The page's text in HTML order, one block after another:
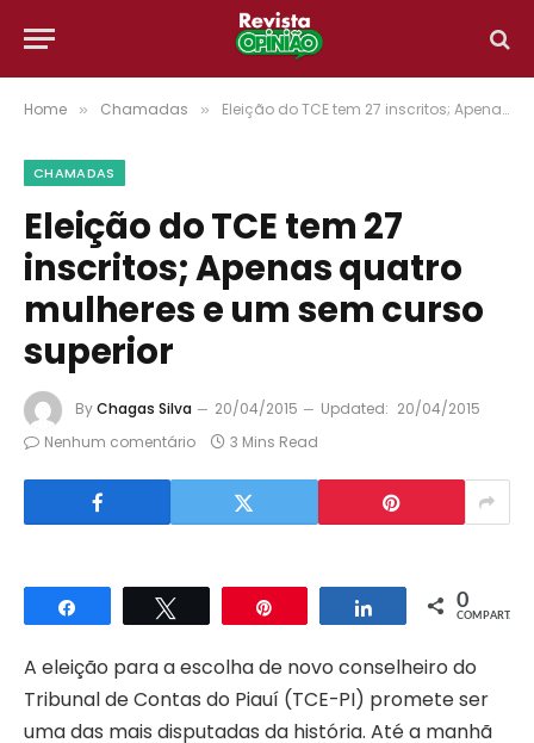
Home » Chamadas » Eleição do TCE tem 27 inscritos; Apenas quatro mulheres e um sem curso superior
CHAMADAS
Eleição do TCE tem 27
inscritos; Apenas quatro
mulheres e um sem curso
superior
ByChagas Silva 20/04/2015 Updated: 20/04/2015
Nenhum comentário
3 Mins Read
Compartilhar Compartilhar
0
COMPART.
A eleição para a escolha de novo conselheiro do
Tribunal de Contas do Piauí (TCE-PI) promete ser
uma das mais disputadas da história. Até a manhã